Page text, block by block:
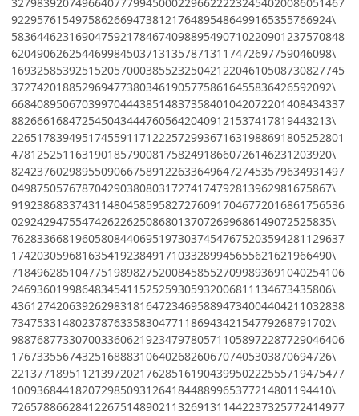
92295761549758626694738121764895486499165355766924\
5836446231690475921784674098895490710220901237570848
62049062625446998450371313578713117472697759046098\
1693258539251520570003855232504212204610508730827745
37274201885296947738034619057758616455836426592092\
6684089506703997044438514837358401042072201408434337
88266616847254504344476056420409121537417819443213\
2265178394951745591171222572993671631988691805252801
47812525116319018579008175824918660726146231203920\
8242376029895509066758912263364964727453579634931497
04987505767870429038080317274174792813962981675867\
9192386833743114804585958272760917046772016861756536
02924294755474262262508680137072699686149072525835\
7628336681960580844069519730374547675203594281129637
17420305968163541923849171033289945655621621966490\
7184962851047751989827520084585527099893691040254106
24693601998648345411525259305932006811134673435806\
4361274206392629831816472346958894734004404211032838
73475331480237876335830477118694342154779268791702\
9887687733070033606219234797805711058972287729046406
17673355674325168883106402682606707405303870694726\
2213771895112139720217628516190439950222555719475477
10093684418207298509312641844889965377214801194410\
7265788662841226751489021132691311442237325772414977